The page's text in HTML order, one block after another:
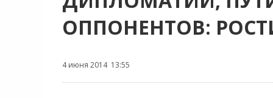
ОППОНЕНТОВ:
4 июня 2014 13:55